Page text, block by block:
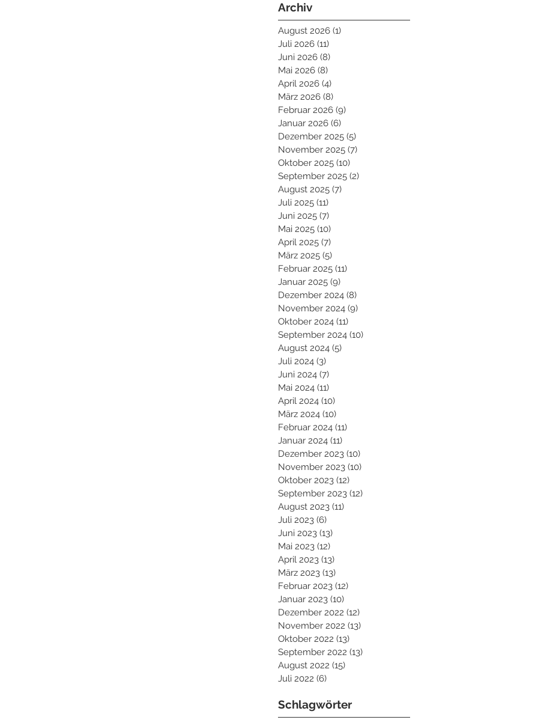
Archiv
August 2026 (1)
Juli 2026 (11)
Juni 2026 (8)
Mai 2026 (8)
April 2026 (4)
März 2026 (8)
Februar 2026 (9)
Januar 2026 (6)
Dezember 2025 (5)
November 2025 (7)
Oktober 2025 (10)
September 2025 (2)
August 2025 (7)
Juli 2025 (11)
Juni 2025 (7)
Mai 2025 (10)
April 2025 (7)
März 2025 (5)
Februar 2025 (11)
Januar 2025 (9)
Dezember 2024 (8)
November 2024 (9)
Oktober 2024 (11)
September 2024 (10)
August 2024 (5)
Juli 2024 (3)
Juni 2024 (7)
Mai 2024 (11)
April 2024 (10)
März 2024 (10)
Februar 2024 (11)
Januar 2024 (11)
Dezember 2023 (10)
November 2023 (10)
Oktober 2023 (12)
September 2023 (12)
August 2023 (11)
Juli 2023 (6)
Juni 2023 (13)
Mai 2023 (12)
April 2023 (13)
März 2023 (13)
Februar 2023 (12)
Januar 2023 (10)
Dezember 2022 (12)
November 2022 (13)
Oktober 2022 (13)
September 2022 (13)
August 2022 (15)
Juli 2022 (6)
Schlagwörter